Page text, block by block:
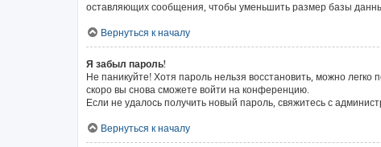
оставляющих сообщения, чтобы уменьшить размер базы
Вернуться к началу
Я забыл пароль!
Не паникуйте! Хотя пароль нельзя восстановить, можно
скоро вы снова сможете войти на конференцию.
Если не удалось получить новый пароль, свяжитесь с
Вернуться к началу